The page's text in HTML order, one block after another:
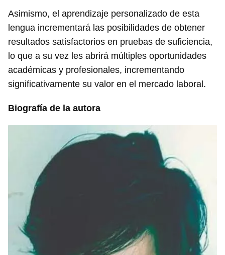
Asimismo, el aprendizaje personalizado de esta
lengua incrementará las posibilidades de obtener
resultados satisfactorios en pruebas de suficiencia,
lo que a su vez les abrirá múltiples oportunidades
académicas y profesionales, incrementando
significativamente su valor en el mercado laboral.
Biografía de la autora